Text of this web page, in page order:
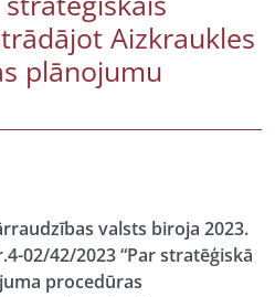
Aizkraukles
plānojumu
valsts biroja 2023.
02/42/2023 “Par stratēģiskā
procedūras